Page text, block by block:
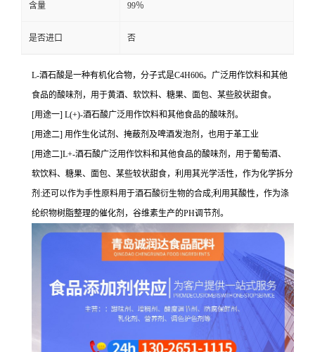
含量 99％
是否进口 否
L-酒石酸是一种有机化合物，分子式是C4H606。广泛用作饮料和其他
食品的酸味剂，用于黄酒、软饮料、糖果、面包、某些胶状甜食。
[用途一] L(+)-酒石酸广泛用作饮料和其他食品的酸味剂。
[用途二] 用作生化试剂、掩蔽剂及啤酒发泡剂，也用于革工业
[用途二]L+-酒石酸广泛用作饮料和其他食品的酸味剂，用于葡萄酒、
软饮料、糖果、面包、某些较状甜食，利用其光学活性，作为化学拆分
剂:还可以作为手性原料用于酒石酸衍生物的合成;利用其酸性，作为涤
纶织物树脂整理的催化剂，谷维素生产的PH调节剂。